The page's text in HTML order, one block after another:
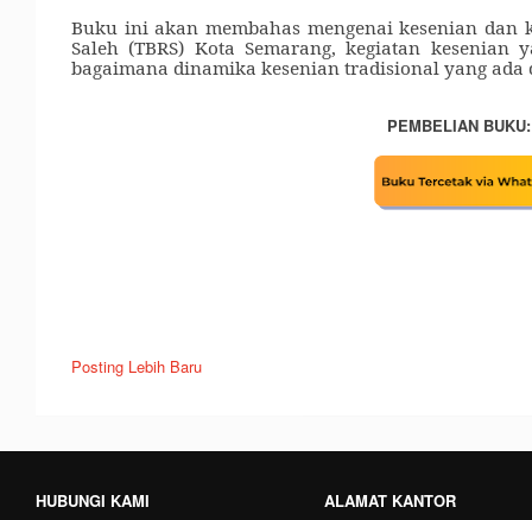
Buku ini akan membahas mengenai kesenian
Saleh (TBRS) Kota Semarang, kegiatan
bagaimana dinamika kesenian tradisional yang ada
PEMBELIAN BUKU:
Posting Lebih Baru
HUBUNGI KAMI ALAMAT KANTOR